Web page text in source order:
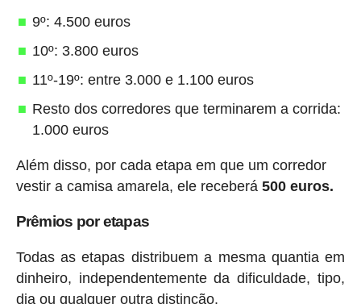
9º: 4.500 euros
10º: 3.800 euros
11º-19º: entre 3.000 e 1.100 euros
Resto dos corredores que terminarem a corrida:
1.000 euros
Além disso, por cada etapa em que um corredor
vestir a camisa amarela, ele receberá 500 euros.
Prêmios por etapas
Todas as etapas distribuem a mesma quantia em
dinheiro, independentemente da dificuldade, tipo,
dia ou qualquer outra distinção.